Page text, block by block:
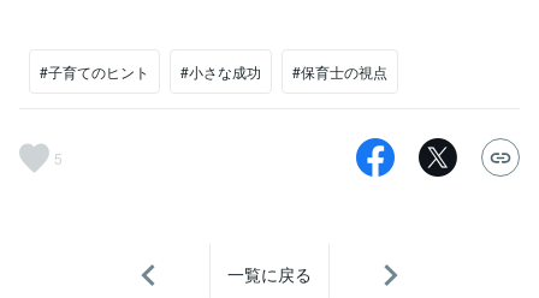
#子育てのヒント #小さな成功 #保育士の視点
5
一覧に戻る